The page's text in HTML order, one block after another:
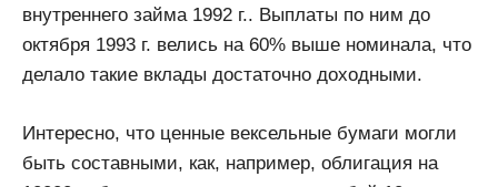
внутреннего займа 1992 г.. Выплаты по ним до
октября 1993 г. велись на 60% выше номинала, что
делало такие вклады достаточно доходными.
Интересно, что ценные вексельные бумаги могли
быть составными, как, например, облигация на